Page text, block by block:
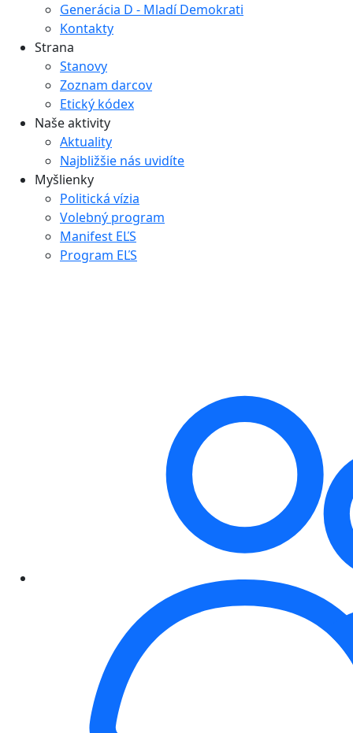
Generácia D - Mladí Demokrati
Kontakty
Strana
Stanovy
Zoznam darcov
Etický kódex
Naše aktivity
Aktuality
Najbližšie nás uvidíte
Myšlienky
Politická vízia
Volebný program
Manifest EĽS
Program EĽS